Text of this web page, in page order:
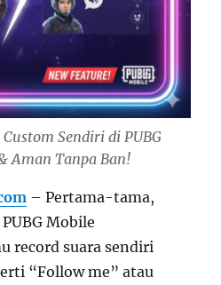
Sendiri di PUBG
Aman Tanpa Ban!
– Pertama-tama,
Mobile
record suara sendiri
“Follow me” atau